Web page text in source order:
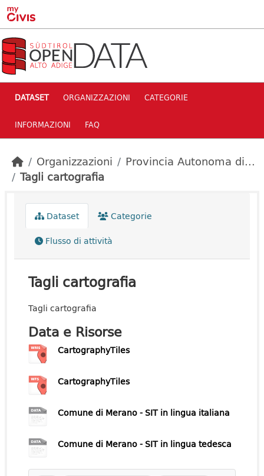
Skip to main content
DATASET ORGANIZZAZIONI CATEGORIE
INFORMAZIONI FAQ
Organizzazioni
Provincia Autonoma di...
Tagli cartografia
Dataset
Categorie
Flusso di attività
Tagli cartografia
Tagli cartografia
Data e Risorse
CartographyTiles
CartographyTiles
Comune di Merano - SIT in lingua italiana
Comune di Merano - SIT in lingua tedesca